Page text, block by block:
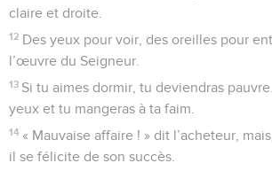
claire et droite.
12 Des yeux pour voir, des oreilles pour
l’œuvre du Seigneur.
13 Si tu aimes dormir, tu deviendras
yeux et tu mangeras à ta faim.
14 « Mauvaise affaire ! » dit l’acheteur,
il se félicite de son succès.